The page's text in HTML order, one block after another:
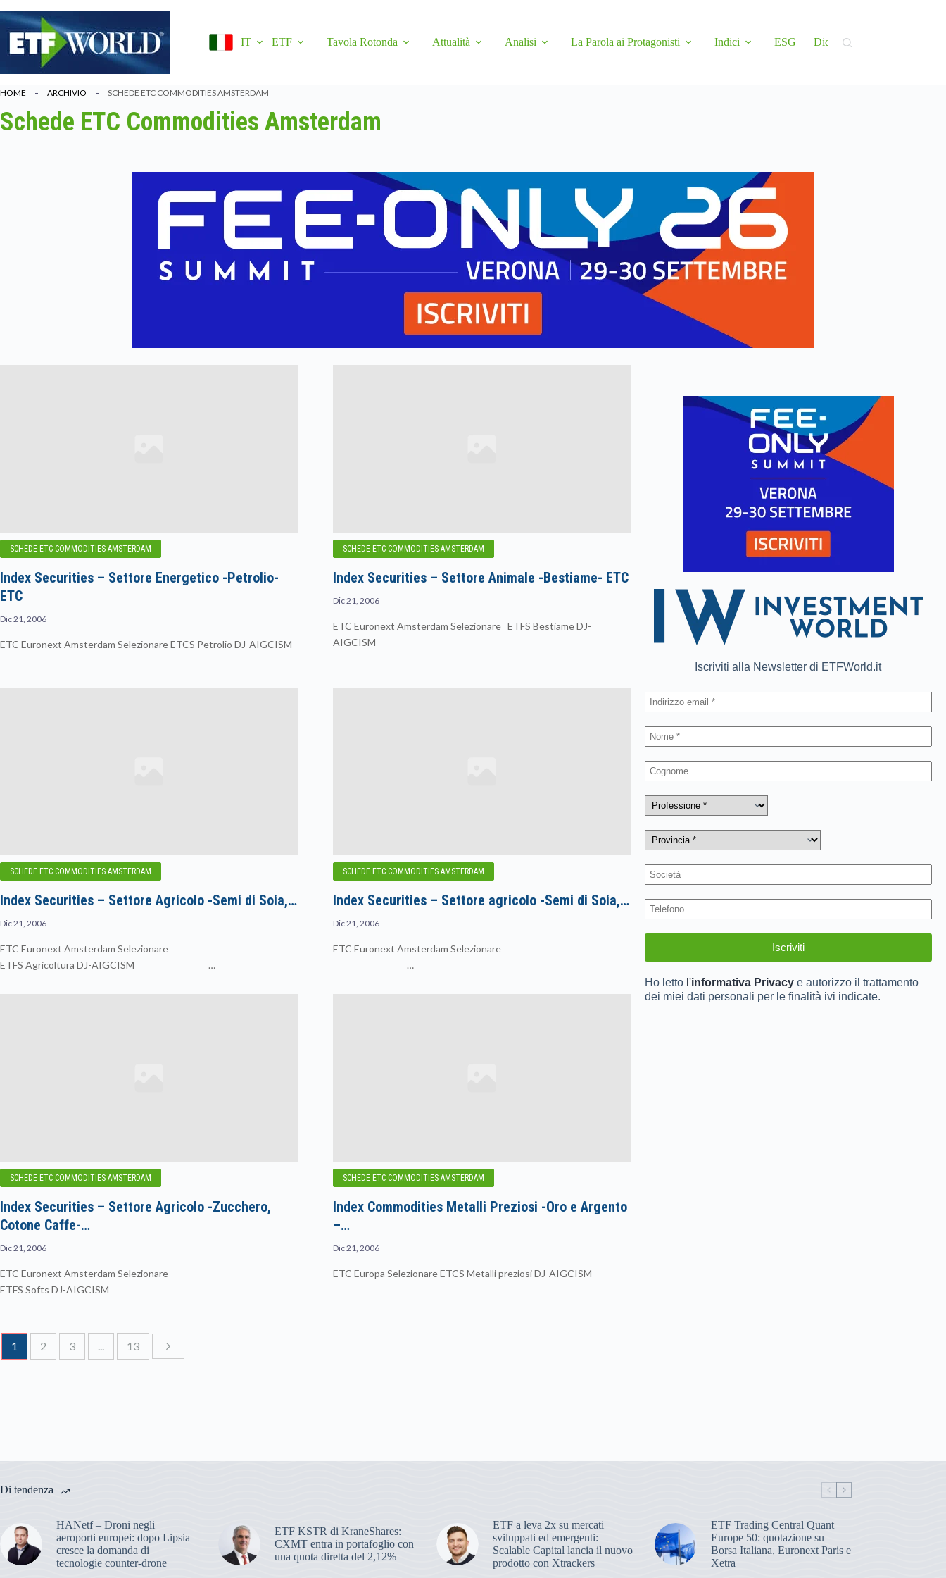
al
contenuto
IT
ETF Tavola Rotonda Attualità Analisi La Parola ai Protagonisti Indici ESG Didattica
HOME ARCHIVIO SCHEDE ETC COMMODITIES AMSTERDAM
Schede ETC Commodities Amsterdam
SCHEDE ETC COMMODITIES AMSTERDAM
Index Securities – Settore Energetico -Petrolio-
ETC
Dic 21, 2006
ETC Euronext Amsterdam Selezionare ETCS Petrolio DJ-AIGCISM
SCHEDE ETC COMMODITIES AMSTERDAM
Index Securities – Settore Animale -Bestiame- ETC
Dic 21, 2006
ETC Euronext Amsterdam Selezionare ETFS Bestiame DJ-
AIGCISM
SCHEDE ETC COMMODITIES AMSTERDAM
Index Securities – Settore Agricolo -Semi di Soia,…
Dic 21, 2006
ETC Euronext Amsterdam Selezionare
ETFS Agricoltura DJ-AIGCISM …
SCHEDE ETC COMMODITIES AMSTERDAM
Index Securities – Settore agricolo -Semi di Soia,…
Dic 21, 2006
ETC Euronext Amsterdam Selezionare
…
SCHEDE ETC COMMODITIES AMSTERDAM
Index Securities – Settore Agricolo -Zucchero,
Cotone Caffe-…
Dic 21, 2006
ETC Euronext Amsterdam Selezionare
ETFS Softs DJ-AIGCISM
SCHEDE ETC COMMODITIES AMSTERDAM
Index Commodities Metalli Preziosi -Oro e Argento
–…
Dic 21, 2006
ETC Europa Selezionare ETCS Metalli preziosi DJ-AIGCISM
1 2 3 13
Iscriviti alla Newsletter di ETFWorld.it
Ho letto l'informativa Privacye autorizzo il trattamento
dei miei dati personali per le finalità ivi indicate.
Di tendenza
HANetf – Droni negli
aeroporti europei: dopo Lipsia
cresce la domanda di
tecnologie counter-drone
ETF KSTR di KraneShares:
CXMT entra in portafoglio con
una quota diretta del 2,12%
ETF a leva 2x su mercati
sviluppati ed emergenti:
Scalable Capital lancia il nuovo
prodotto con Xtrackers
ETF Trading Central Quant
Europe 50: quotazione su
Borsa Italiana, Euronext Paris e
Xetra